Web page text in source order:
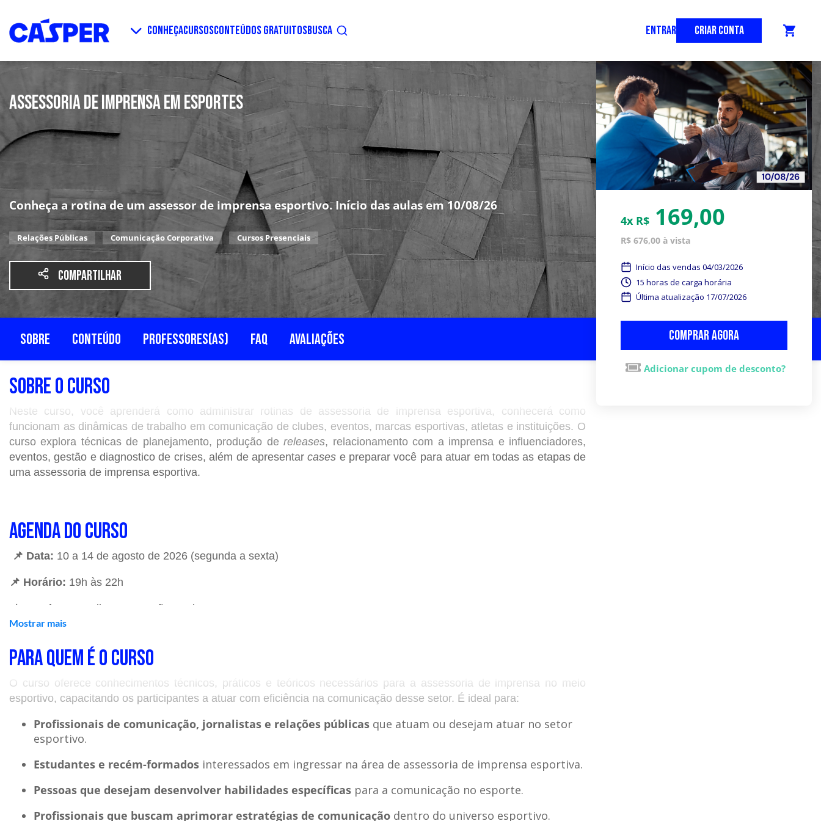
CONHEÇACURSOSCONTEÚDOS GRATUITOSBUSCA ENTRAR CRIAR CONTA shopping_cart
ASSESSORIA DE IMPRENSA EM ESPORTES
Conheça a rotina de um assessor de imprensa esportivo. Início das aulas em 10/08/26
Relações Públicas Comunicação Corporativa Cursos Presenciais
Compartilhar
SOBRE CONTEÚDO PROFESSORES(AS) FAQ AVALIAÇÕES
SOBRE O CURSO
Neste curso, você aprenderá como administrar rotinas de assessoria de imprensa esportiva, conhecerá como
funcionam as dinâmicas de trabalho em comunicação de clubes, eventos, marcas esportivas, atletas e instituições. O
curso explora técnicas de planejamento, produção dereleases, relacionamento com a imprensa e influenciadores,
eventos, gestão e diagnostico de crises, além de apresentarcases e preparar você para atuar em todas as etapas de
uma assessoria de imprensa esportiva.
AGENDA DO CURSO
📌 Data: 10 a 14 de agosto de 2026 (segunda a sexta)
📌 Horário: 19h às 22h
📌 Local: Av. Paulista, 900 - São Paulo - SP
O QUE VOCÊ APRENDERÁ
✅ Módulo 01: Mercado e planejamento
Perfil profissional e cenário;
Etapas do planejamento.
à produção e divulgação de releases;
Relacionamento com a imprensa;
Ações com influenciadores.
Mostrar mais
PARA QUEM É O CURSO
O curso oferece conhecimentos técnicos, práticos e teóricos necessários para a assessoria de imprensa no meio
esportivo, capacitando os participantes a atuar com eficiência na comunicação desse setor. É ideal para:
Profissionais de comunicação, jornalistas e relações públicas que atuam ou desejam atuar no setor
esportivo.
Estudantes e recém-formados interessados em ingressar na área de assessoria de imprensa esportiva.
Pessoas que desejam desenvolver habilidades específicas para a comunicação no esporte.
Profissionais que buscam aprimorar estratégias de comunicação dentro do universo esportivo.
4x R$ 169,00
R$ 676,00 à vista
Início das vendas 04/03/2026
15 horas de carga horária
Última atualização 17/07/2026
Comprar agora
Adicionar cupom de desconto?